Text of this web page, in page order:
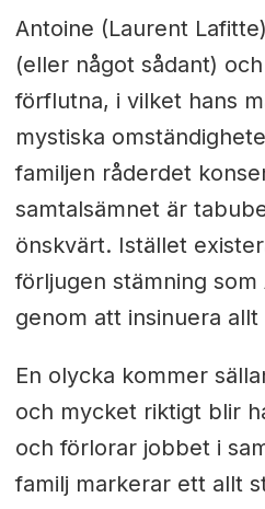
Antoine (Laurent
(eller något sådant)
förflutna, i vilket hans
mystiska
familjen råderdet
samtalsämnet är
önskvärt. Istället
förljugen stämning
genom att insinuera
En olycka kommer
och mycket riktigt blir
och förlorar jobbet i
familj markerar ett allt